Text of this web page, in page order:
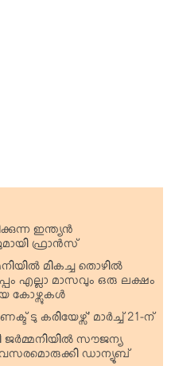
ഇന്ത്യന്‍
ഫ്രാന്‍സ്
മികച്ച തൊഴില്‍
എല്ലാ മാസവും ഒരു ലക്ഷം
കോഴ്സുകള്‍
കരിയേഴ്സ്’ മാര്‍ച്ച് 21-ന്
സൗജന്യ
ഡാന്യൂബ്